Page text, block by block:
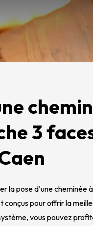
3
la pose d'une cheminée
conçus pour offrir la
vous pouvez